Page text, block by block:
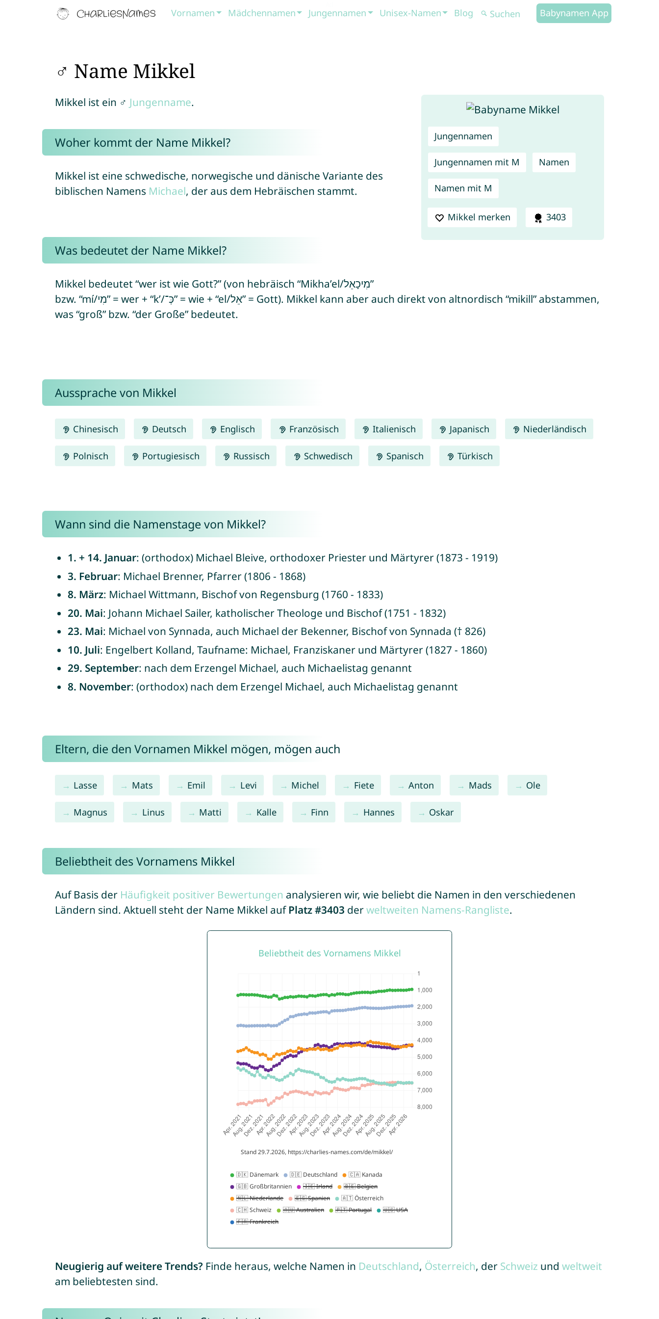
Vornamen Mädchennamen Jungennamen Unisex-Namen Blog Babynamen App
♂ Name Mikkel
Jungennamen
Jungennamen mit M Namen
Namen mit M
Mikkel merken 3403
Mikkel ist ein ♂ Jungenname.
Woher kommt der Name Mikkel?
Mikkel ist eine schwedische, norwegische und dänische Variante des
biblischen Namens Michael, der aus dem Hebräischen stammt.
Was bedeutet der Name Mikkel?
Mikkel bedeutet “wer ist wie Gott?” (von hebräisch “Mikha’el/מִיכָאֵל”
bzw. “mí/מִי” = wer + “k’/כְּ־‎” = wie + “el/אֵל” = Gott). Mikkel kann aber auch direkt von altnordisch “mikill” abstammen,
was “groß” bzw. “der Große” bedeutet.
Aussprache von Mikkel
Chinesisch Deutsch Englisch Französisch Italienisch Japanisch Niederländisch
Polnisch Portugiesisch Russisch Schwedisch Spanisch Türkisch
Wann sind die Namenstage von Mikkel?
1. + 14. Januar: (orthodox) Michael Bleive, orthodoxer Priester und Märtyrer (1873 - 1919)
3. Februar: Michael Brenner, Pfarrer (1806 - 1868)
8. März: Michael Wittmann, Bischof von Regensburg (1760 - 1833)
20. Mai: Johann Michael Sailer, katholischer Theologe und Bischof (1751 - 1832)
23. Mai: Michael von Synnada, auch Michael der Bekenner, Bischof von Synnada († 826)
10. Juli: Engelbert Kolland, Taufname: Michael, Franziskaner und Märtyrer (1827 - 1860)
29. September: nach dem Erzengel Michael, auch Michaelistag genannt
8. November: (orthodox) nach dem Erzengel Michael, auch Michaelistag genannt
Eltern, die den Vornamen Mikkel mögen, mögen auch
Lasse Mats Emil Levi Michel Fiete Anton Mads Ole
Magnus Linus Matti Kalle Finn Hannes Oskar
Beliebtheit des Vornamens Mikkel
Auf Basis der Häufigkeit positiver Bewertungen analysieren wir, wie beliebt die Namen in den verschiedenen
Ländern sind. Aktuell steht der Name Mikkel auf Platz #3403 derweltweiten Namens-Rangliste.
Neugierig auf weitere Trends? Finde heraus, welche Namen in Deutschland, Österreich, der Schweiz und weltweit
am beliebtesten sind.